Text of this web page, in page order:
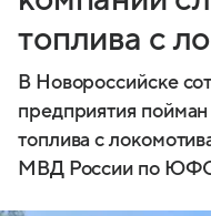
топлива с
В Новороссийске
предприятия
топлива с
МВД России по